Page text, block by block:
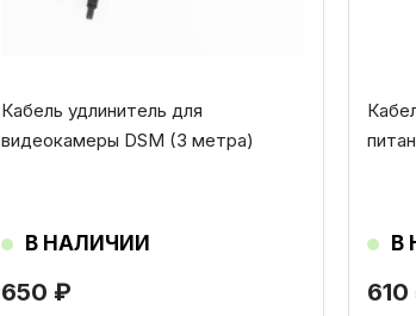
650 ₽
Кабель удлинитель для
видеокамеры DSM (3 метра)
В НАЛИЧИИ
610
В